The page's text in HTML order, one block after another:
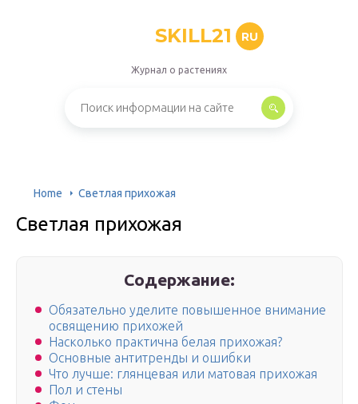
SKILL21 RU
Журнал о растениях
Home Светлая прихожая
Светлая прихожая
Содержание:
Обязательно уделите повышенное внимание
освящению прихожей
Насколько практична белая прихожая?
Основные антитренды и ошибки
Что лучше: глянцевая или матовая прихожая
Пол и стены